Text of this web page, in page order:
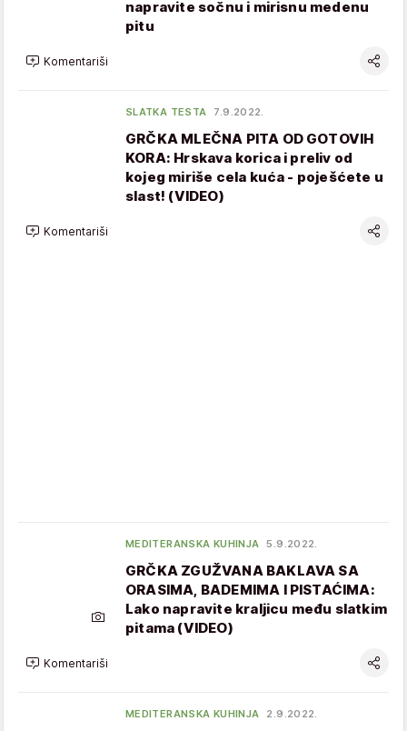
napravite sočnu i mirisnu medenu
pitu
Komentariši
SLATKA TESTA 7.9.2022.
GRČKA MLEČNA PITA OD GOTOVIH
KORA: Hrskava korica i preliv od
kojeg miriše cela kuća - poješćete u
slast! (VIDEO)
Komentariši
MEDITERANSKA KUHINJA 5.9.2022.
GRČKA ZGUŽVANA BAKLAVA SA
ORASIMA, BADEMIMA I PISTAĆIMA:
Lako napravite kraljicu među slatkim
pitama (VIDEO)
Komentariši
MEDITERANSKA KUHINJA 2.9.2022.